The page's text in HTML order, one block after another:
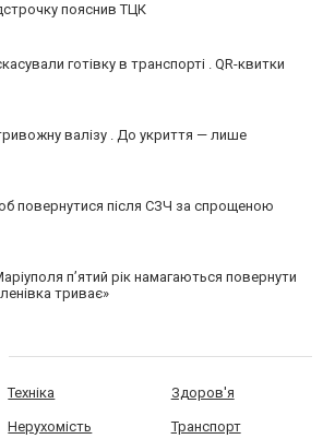
пояснив ТЦК
готівку в транспорті . QR-квитки
валізу . До укриття — лише
повернутися після СЗЧ за спрощеною
пʼятий рік намагаються повернути
триває»
Техніка Здоров'я
Нерухомість Транспорт